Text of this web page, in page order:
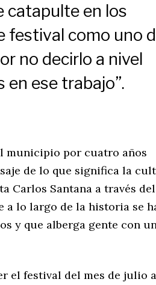
catapulte en los
festival como uno
no decirlo a nivel
ese trabajo”.
municipio por cuatro años
de lo que significa la
Carlos Santana a través
a lo largo de la historia se
y que alberga gente con
el festival del mes de julio